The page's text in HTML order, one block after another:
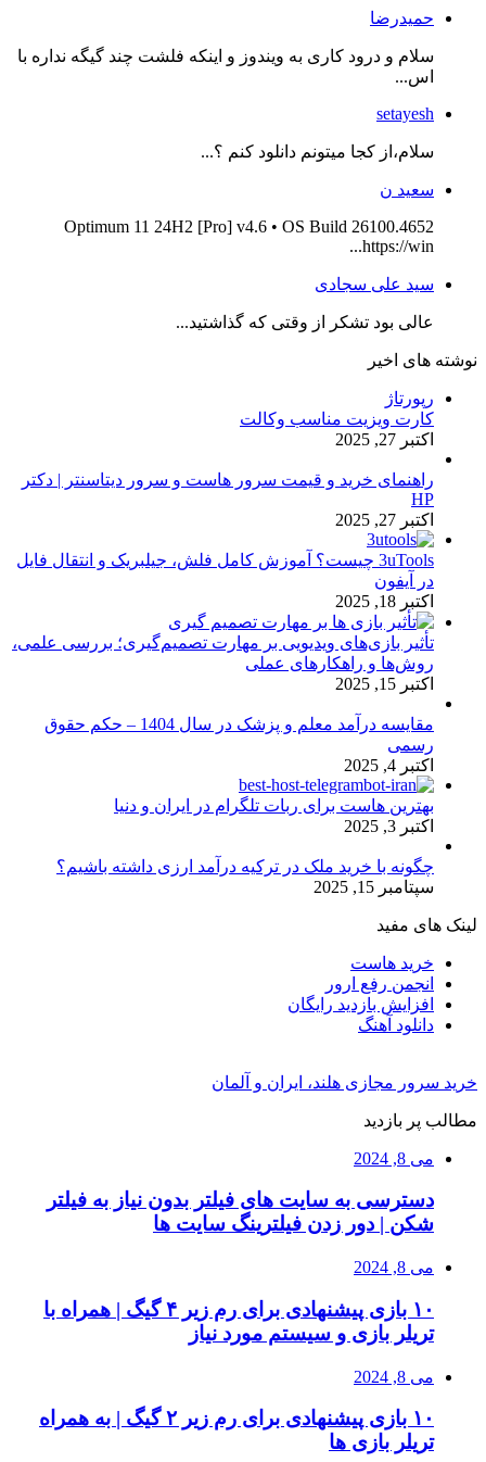
حمیدرضا
سلام و درود کاری به ویندوز و اینکه فلشت چند گیگه نداره با
اس...
setayesh
سلام،از کجا میتونم دانلود کنم ؟...
سعید ن
Optimum 11 24H2 [Pro] v4.6 • OS Build 26100.4652
https://win...
سید علی سجادی
عالی بود تشکر از وقتی که گذاشتید...
نوشته های اخیر
رپورتاژ
کارت ویزیت مناسب وکالت
اکتبر 27, 2025
راهنمای خرید و قیمت سرور هاست و سرور دیتاسنتر | دکتر
HP
اکتبر 27, 2025
3uTools چیست؟ آموزش کامل فلش، جیلبریک و انتقال فایل
در آیفون
اکتبر 18, 2025
تأثیر بازی‌های ویدیویی بر مهارت تصمیم‌گیری؛ بررسی علمی،
روش‌ها و راهکارهای عملی
اکتبر 15, 2025
مقایسه درآمد معلم و پزشک در سال 1404 – حکم حقوق
رسمی
اکتبر 4, 2025
بهترین هاست برای ربات تلگرام در ایران و دنیا
اکتبر 3, 2025
چگونه با خرید ملک در ترکیه درآمد ارزی داشته باشیم؟
سپتامبر 15, 2025
لینک های مفید
خرید هاست
انجمن رفع ارور
افزایش بازدید رایگان
دانلود آهنگ
خرید سرور مجازی هلند، ایران و آلمان
مطالب پر بازدید
می 8, 2024
دسترسی به سایت های فیلتر بدون نیاز به فیلتر
شکن | دور زدن فیلترینگ سایت ها
می 8, 2024
۱۰ بازی پیشنهادی برای رم زیر ۴ گیگ | همراه با
تریلر بازی و سیستم مورد نیاز
می 8, 2024
۱۰ بازی پیشنهادی برای رم زیر ۲ گیگ | به همراه
تریلر بازی ها